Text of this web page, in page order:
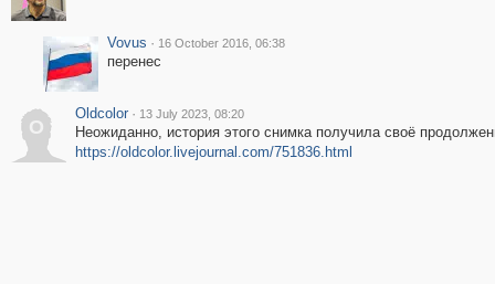
Vovus · 16 October 2016, 06:38
перенес
O
Oldcolor · 13 July 2023, 08:20
Неожиданно, история этого снимка получила своё
https://oldcolor.livejournal.com/751836.html